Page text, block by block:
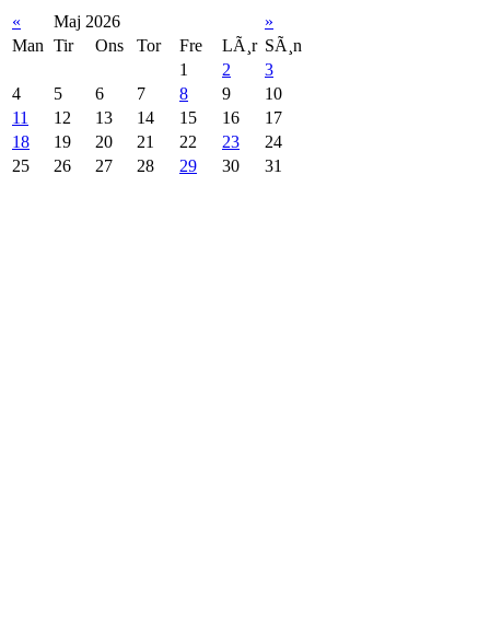
« Maj 2026
»
Man Tir Ons Tor Fre LÃ¸r SÃ¸n
1
2
3
4
5 6 7 8 9
10
11
12 13 14 15 16
17
18
19 20 21 22 23
24
25
26 27 28 29 30 31